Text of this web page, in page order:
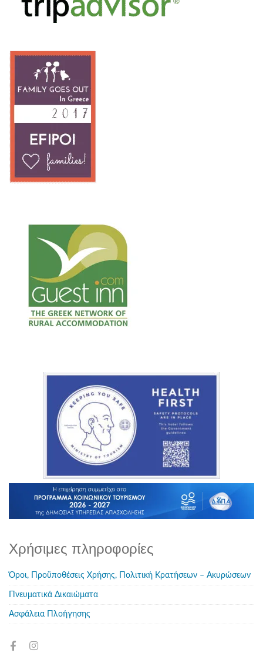
Χρήσιμες πληροφορίες
Όροι, Προϋποθέσεις Χρήσης, Πολιτική Κρατήσεων – Ακυρώσεων
Πνευματικά Δικαιώματα
Ασφάλεια Πλοήγησης